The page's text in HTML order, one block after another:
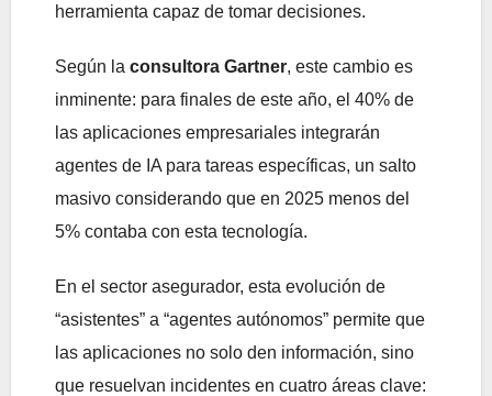
herramienta capaz de tomar decisiones.
Según la consultora Gartner, este cambio es
inminente: para finales de este año, el 40% de
las aplicaciones empresariales integrarán
agentes de IA para tareas específicas, un salto
masivo considerando que en 2025 menos del
5% contaba con esta tecnología.
En el sector asegurador, esta evolución de
“asistentes” a “agentes autónomos” permite que
las aplicaciones no solo den información, sino
que resuelvan incidentes en cuatro áreas clave: